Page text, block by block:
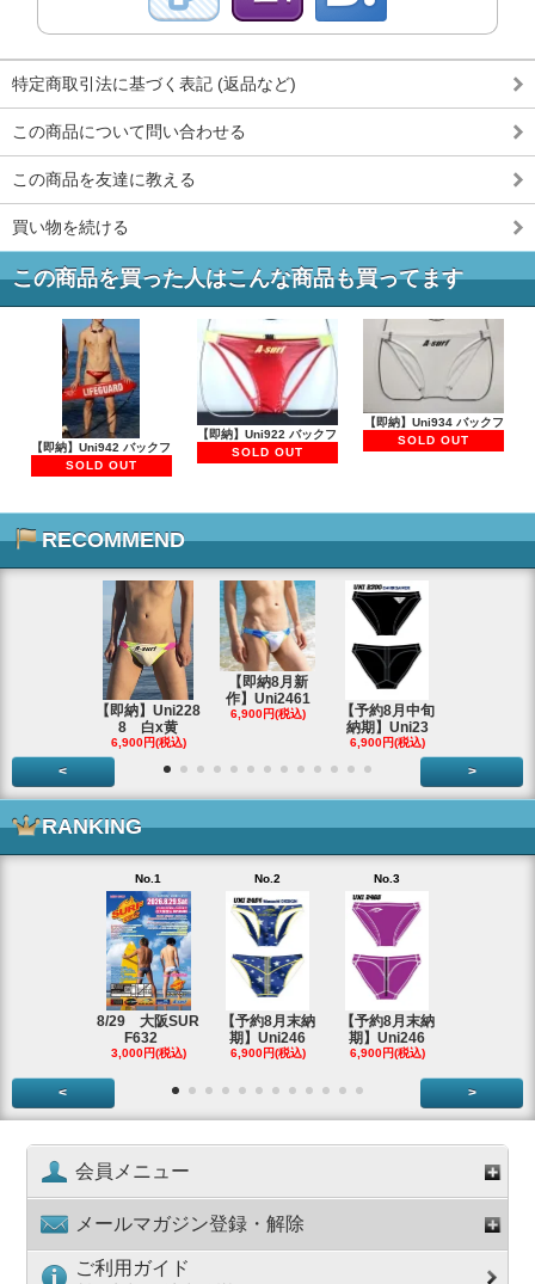
特定商取引法に基づく表記 (返品など)
この商品について問い合わせる
この商品を友達に教える
買い物を続ける
この商品を買った人はこんな商品も買ってます
【即納】Uni942 バックフ
SOLD OUT
【即納】Uni922 バックフ
SOLD OUT
【即納】Uni934 バックフ
SOLD OUT
RECOMMEND
【即納】Uni228
8 白x黄
6,900円(税込)
【即納8月新
作】Uni2461
6,900円(税込)
【予約8月中旬
納期】Uni23
6,900円(税込)
< >
RANKING
No.1
8/29 大阪SUR
F632
3,000円(税込)
No.2
【予約8月末納
期】Uni246
6,900円(税込)
No.3
【予約8月末納
期】Uni246
6,900円(税込)
< >
会員メニュー
メールマガジン登録・解除
ご利用ガイド